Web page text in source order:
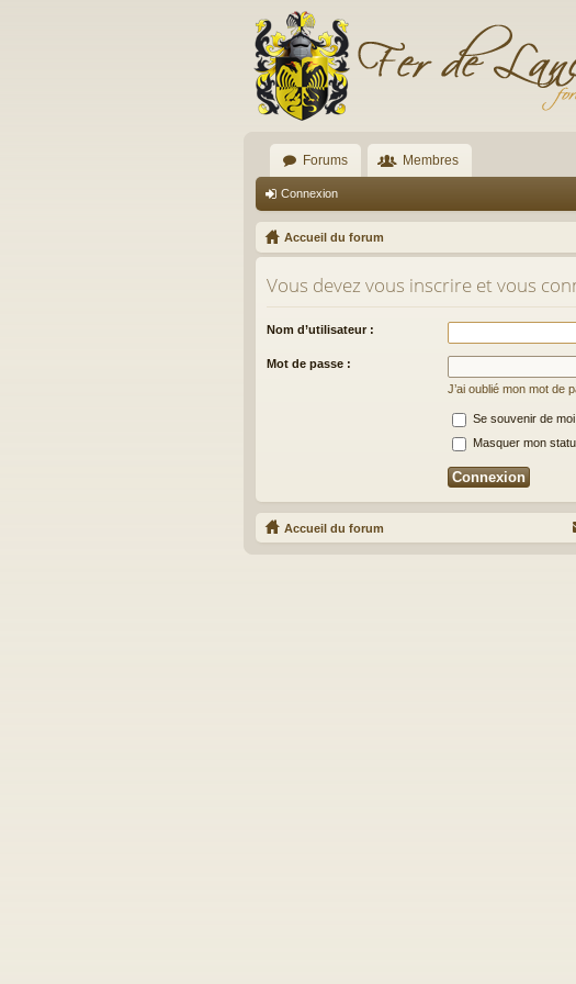
Forums Membres
Connexion
Accueil du forum
Vous devez vous inscrire et vous
Nom d’utilisateur :
Mot de passe :
J’ai oublié mon mot de
Se souvenir de moi
Masquer mon
Accueil du forum